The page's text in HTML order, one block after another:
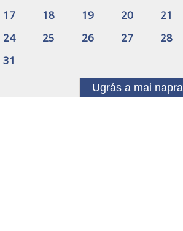
17
18 19 20 21
24
25 26 27 28
31
Ugrás a mai napra